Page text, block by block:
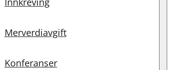
Merverdiavgift
Konferanser